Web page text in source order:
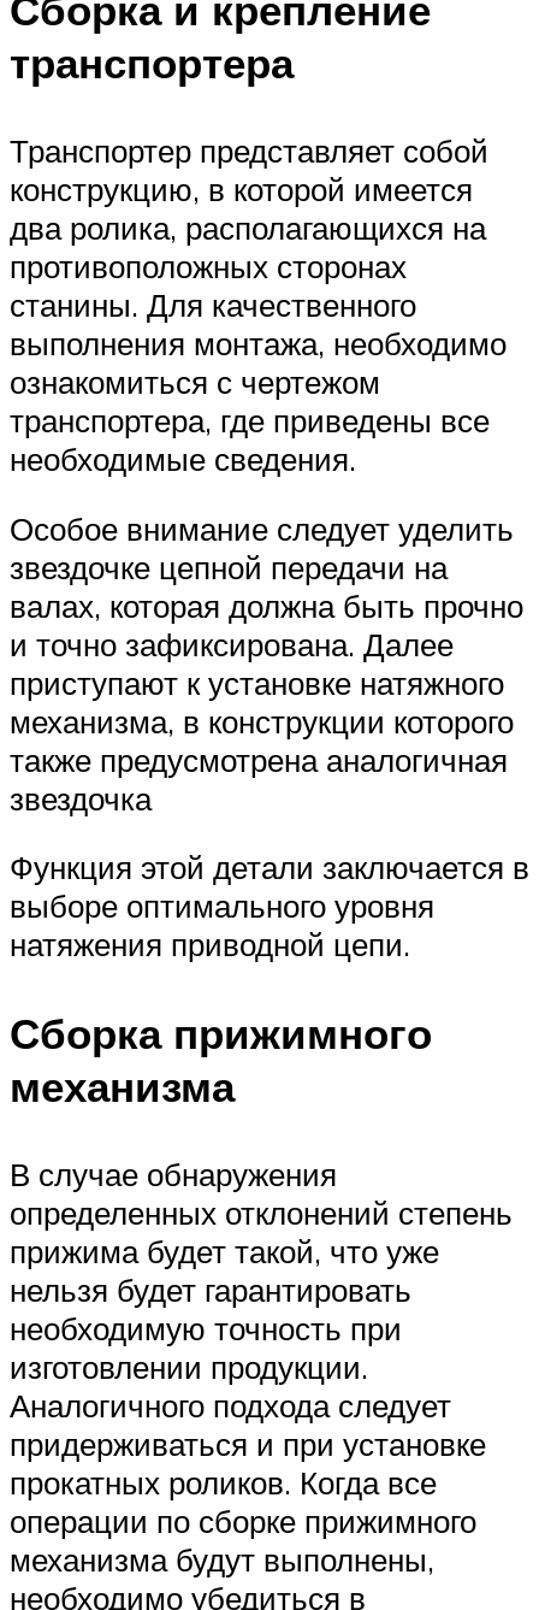
транспортера
Транспортер представляет собой
конструкцию, в которой имеется
два ролика, располагающихся на
противоположных сторонах
станины. Для качественного
выполнения монтажа, необходимо
ознакомиться с чертежом
транспортера, где приведены все
необходимые сведения.
Особое внимание следует уделить
звездочке цепной передачи на
валах, которая должна быть прочно
и точно зафиксирована. Далее
приступают к установке натяжного
механизма, в конструкции которого
также предусмотрена аналогичная
звездочка
Функция этой детали заключается в
выборе оптимального уровня
натяжения приводной цепи.
Сборка прижимного
механизма
В случае обнаружения
определенных отклонений степень
прижима будет такой, что уже
нельзя будет гарантировать
необходимую точность при
изготовлении продукции.
Аналогичного подхода следует
придерживаться и при установке
прокатных роликов. Когда все
операции по сборке прижимного
механизма будут выполнены,
необходимо убедиться в